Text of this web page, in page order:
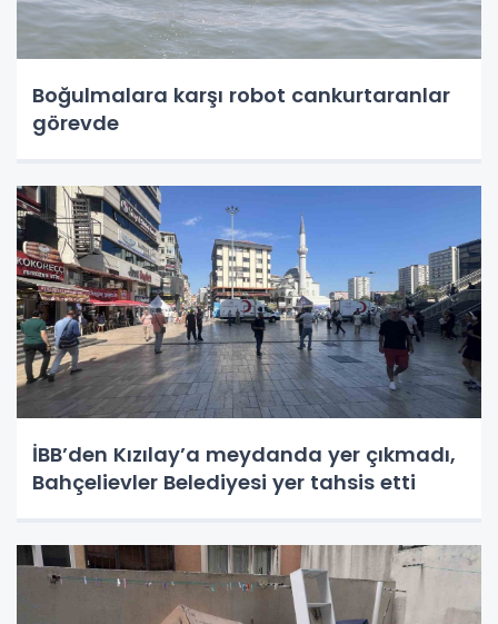
Boğulmalara karşı robot cankurtaranlar
görevde
İBB’den Kızılay’a meydanda yer çıkmadı,
Bahçelievler Belediyesi yer tahsis etti